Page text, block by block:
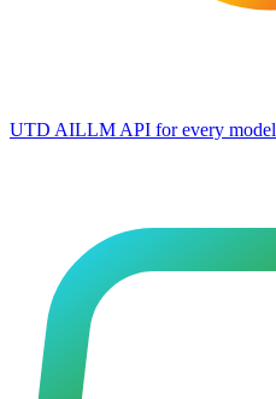
UTD AILLM API for every model